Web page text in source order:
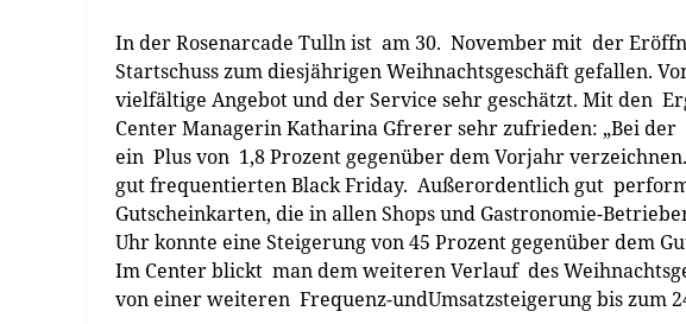
In der Rosenarcade Tulln ist am 30. November mit der
Startschuss zum diesjährigen Weihnachtsgeschäft gefallen.
vielfältige Angebot und der Service sehr geschätzt. Mit den
Center Managerin Katharina Gfrerer sehr zufrieden: „Bei
ein Plus von 1,8 Prozent gegenüber dem Vorjahr
gut frequentierten Black Friday. Außerordentlich gut
Gutscheinkarten, die in allen Shops und Gastronomie-­
Uhr konnte eine Steigerung von 45 Prozent gegenüber dem
Im Center blickt man dem weiteren Verlauf des
von einer weiteren Frequenz-­undUmsatzsteigerung bis zum